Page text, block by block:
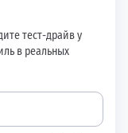
тест-драйв у
в реальных